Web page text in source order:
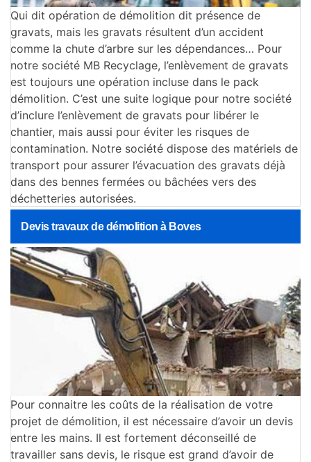
Qui dit opération de démolition dit présence de
gravats, mais les gravats résultent d’un accident
comme la chute d’arbre sur les dépendances… Pour
notre société MB Recyclage, l’enlèvement de gravats
est toujours une opération incluse dans le pack
démolition. C’est une suite logique pour notre société
d’inclure l’enlèvement de gravats pour libérer le
chantier, mais aussi pour éviter les risques de
contamination. Notre société dispose des matériels de
transport pour assurer l’évacuation des gravats déjà
dans des bennes fermées ou bâchées vers des
déchetteries autorisées.
Devis travaux de démolition à Boves
Pour connaitre les coûts de la réalisation de votre
projet de démolition, il est nécessaire d’avoir un devis
entre les mains. Il est fortement déconseillé de
travailler sans devis, le risque est grand d’avoir de